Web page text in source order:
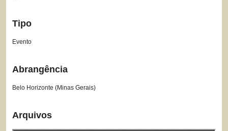
Tipo
Evento
Abrangência
Belo Horizonte (Minas Gerais)
Arquivos